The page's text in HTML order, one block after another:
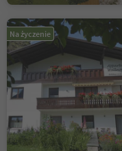
Na życzenie